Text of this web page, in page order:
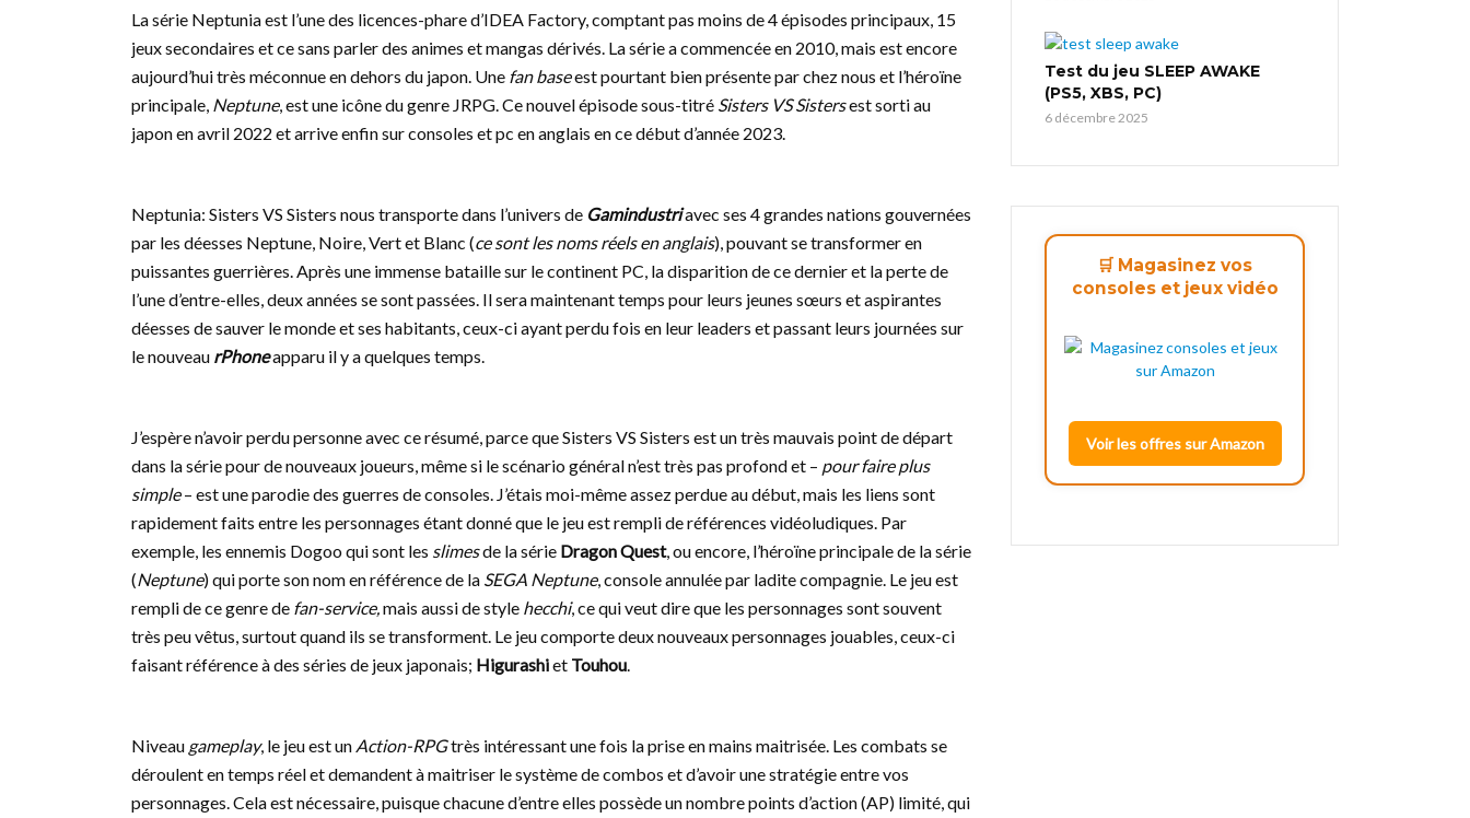
La série Neptunia est l’une des licences-phare d’IDEA Factory, comptant pas moins de 4 épisodes principaux, 15
jeux secondaires et ce sans parler des animes et mangas dérivés. La série a commencée en 2010, mais est encore
aujourd’hui très méconnue en dehors du japon. Une fan baseest pourtant bien présente par chez nous et l’héroïne
principale, Neptune, est une icône du genre JRPG. Ce nouvel épisode sous-titré Sisters VS Sistersest sorti au
japon en avril 2022 et arrive enfin sur consoles et pc en anglais en ce début d’année 2023.
Neptunia: Sisters VS Sisters nous transporte dans l’univers de Gamindustriavec ses 4 grandes nations gouvernées
par les déesses Neptune, Noire, Vert et Blanc (ce sont les noms réels en anglais), pouvant se transformer en
puissantes guerrières. Après une immense bataille sur le continent PC, la disparition de ce dernier et la perte de
l’une d’entre-elles, deux années se sont passées. Il sera maintenant temps pour leurs jeunes sœurs et aspirantes
déesses de sauver le monde et ses habitants, ceux-ci ayant perdu fois en leur leaders et passant leurs journées sur
le nouveau rPhoneapparu il y a quelques temps.
J’espère n’avoir perdu personne avec ce résumé, parce que Sisters VS Sisters est un très mauvais point de départ
dans la série pour de nouveaux joueurs, même si le scénario général n’est très pas profond et – pour faire plus
simple– est une parodie des guerres de consoles. J’étais moi-même assez perdue au début, mais les liens sont
rapidement faits entre les personnages étant donné que le jeu est rempli de références vidéoludiques. Par
exemple, les ennemis Dogoo qui sont les slimesde la série Dragon Quest, ou encore, l’héroïne principale de la série
(Neptune) qui porte son nom en référence de la SEGA Neptune, console annulée par ladite compagnie. Le jeu est
rempli de ce genre de fan-service,mais aussi de style hecchi, ce qui veut dire que les personnages sont souvent
très peu vêtus, surtout quand ils se transforment. Le jeu comporte deux nouveaux personnages jouables, ceux-ci
faisant référence à des séries de jeux japonais; Higurashiet Touhou.
Niveau gameplay, le jeu est un Action-RPGtrès intéressant une fois la prise en mains maitrisée. Les combats se
déroulent en temps réel et demandent à maitriser le système de combos et d’avoir une stratégie entre vos
personnages. Cela est nécessaire, puisque chacune d’entre elles possède un nombre points d’action (AP) limité, qui
Test du jeu SLEEP AWAKE
(PS5, XBS, PC)
6 décembre 2025
🛒 Magasinez vos
consoles et jeux vidéo
Voir les offres sur Amazon